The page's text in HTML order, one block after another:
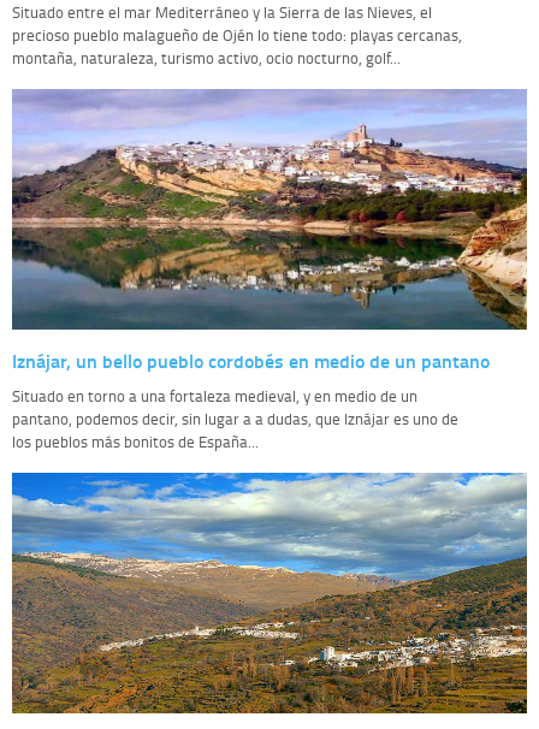
Situado entre el mar Mediterráneo y la Sierra de las Nieves, el
precioso pueblo malagueño de Ojén lo tiene todo: playas cercanas,
montaña, naturaleza, turismo activo, ocio nocturno, golf...
Iznájar, un bello pueblo cordobés en medio de un pantano
Situado en torno a una fortaleza medieval, y en medio de un
pantano, podemos decir, sin lugar a a dudas, que Iznájar es uno de
los pueblos más bonitos de España...